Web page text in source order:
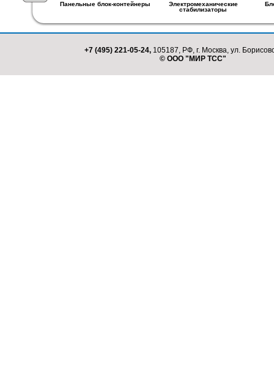
Панельные блок-контейнеры
Электромеханические
стабилизаторы
+7 (495) 221-05-24, 105187, РФ, г. Москва, ул.
© ООО "МИР ТСС"